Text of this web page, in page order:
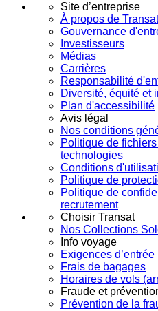
Site d’entreprise
À propos de Transat
Gouvernance
Investisseurs
Médias
Carrières
Responsabilité
Diversité, équité et
Plan d'accessibilité
Avis légal
Nos conditions
Politique de
technologies
Conditions
Politique de
Politique de
recrutement
Choisir Transat
Nos Collections
Info voyage
Exigences
Frais de bagages
Horaires de vols
Fraude et
Prévention de la